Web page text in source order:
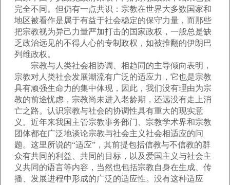
完全不同。但仍有一点共识：宗教在世界大多数国家和
地区被看作是属于有益于社会稳定的保守力量，而那些
把宗教视为异己力量严加打击的国家政权，一般总是缺
乏政治远见的不得人心的专制政权，如被推翻的伊朗巴
列维政权。
宗教与人类社会相协调、相趋同的主导倾向表明，
宗教对人类社会发展潮流有广泛的适应力，它也是宗教
具有顽强生命力的集中体现，因此，我们没有理由为宗
教的前途忧虑，宗教尚未进入老龄期，还远没有走上消
亡之路。认识宗教与社会的协调性具有重大的现实意
义。近年来我国主管宗教事务部门、宗教学术界和宗教
团体都在广泛地谈论宗教与社会主义社会相适应的问
题。这里所说的“适应”，其前提包括信教与不信教的群
众有共同的利益、共同的目标，以及爱国主义与社会主
义共同的语言等内容，当然也包括宗教自身在生成、传
播、发展进程中形成的广泛的适应性。没有这种适应